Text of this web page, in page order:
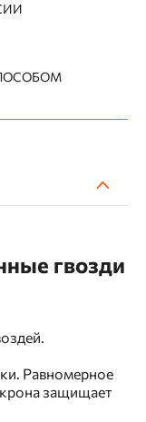
гвозди
Равномерное
защищает